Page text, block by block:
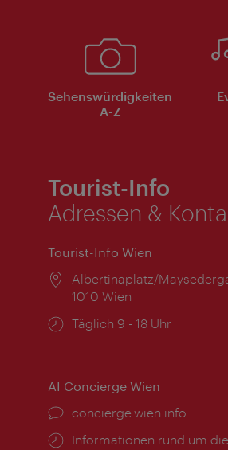
Sehenswürdigkeiten
A-Z
Tourist-Info
Adressen &
Tourist-Info Wien
Ort:
Albertinaplatz/
1010 Wien
Öffnungszeiten:
Täglich 9 - 18 Uhr
AI Concierge Wien
Ort:
concierge.wien.info
Öffnungszeiten:
Informationen rund um